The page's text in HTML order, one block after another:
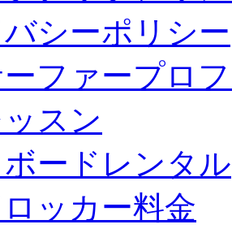
シーポリシー
ファープロ
スン
ードレンタル
ッカー料金